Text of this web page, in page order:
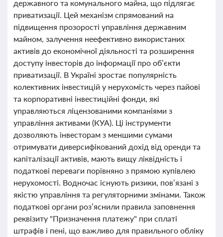
державного та комунального майна, що підлягає
приватизації. Цей механізм спрямований на
підвищення прозорості управління державним
майном, залучення неефективно використаних
активів до економічної діяльності та розширення
доступу інвесторів до інформації про об’єкти
приватизації. В Україні зростає популярність
колективних інвестицій у нерухомість через пайові
та корпоративні інвестиційні фонди, які
управляються ліцензованими компаніями з
управління активами (КУА). Ці інструменти
дозволяють інвесторам з меншими сумами
отримувати диверсифікований дохід від оренди та
капіталізації активів, мають вищу ліквідність і
податкові переваги порівняно з прямою купівлею
нерухомості. Водночас існують ризики, пов’язані з
якістю управління та регуляторними змінами. Також
податкові органи роз’яснили правила заповнення
реквізиту "Призначення платежу" при сплаті
штрафів і пені, що важливо для правильного обліку